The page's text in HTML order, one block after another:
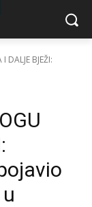
DALJE BJEŽI: